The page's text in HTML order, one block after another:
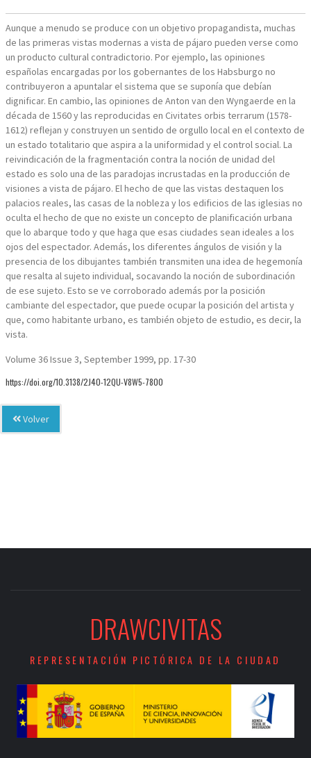
Aunque a menudo se produce con un objetivo propagandista, muchas
de las primeras vistas modernas a vista de pájaro pueden verse como
un producto cultural contradictorio. Por ejemplo, las opiniones
españolas encargadas por los gobernantes de los Habsburgo no
contribuyeron a apuntalar el sistema que se suponía que debían
dignificar. En cambio, las opiniones de Anton van den Wyngaerde en la
década de 1560 y las reproducidas en Civitates orbis terrarum (1578-
1612) reflejan y construyen un sentido de orgullo local en el contexto de
un estado totalitario que aspira a la uniformidad y el control social. La
reivindicación de la fragmentación contra la noción de unidad del
estado es solo una de las paradojas incrustadas en la producción de
visiones a vista de pájaro. El hecho de que las vistas destaquen los
palacios reales, las casas de la nobleza y los edificios de las iglesias no
oculta el hecho de que no existe un concepto de planificación urbana
que lo abarque todo y que haga que esas ciudades sean ideales a los
ojos del espectador. Además, los diferentes ángulos de visión y la
presencia de los dibujantes también transmiten una idea de hegemonía
que resalta al sujeto individual, socavando la noción de subordinación
de ese sujeto. Esto se ve corroborado además por la posición
cambiante del espectador, que puede ocupar la posición del artista y
que, como habitante urbano, es también objeto de estudio, es decir, la
vista.
Volume 36 Issue 3, September 1999, pp. 17-30
https://doi.org/10.3138/2J40-12QU-V8W5-7800
Volver
DRAWCIVITAS
REPRESENTACIÓN PICTÓRICA DE LA CIUDAD